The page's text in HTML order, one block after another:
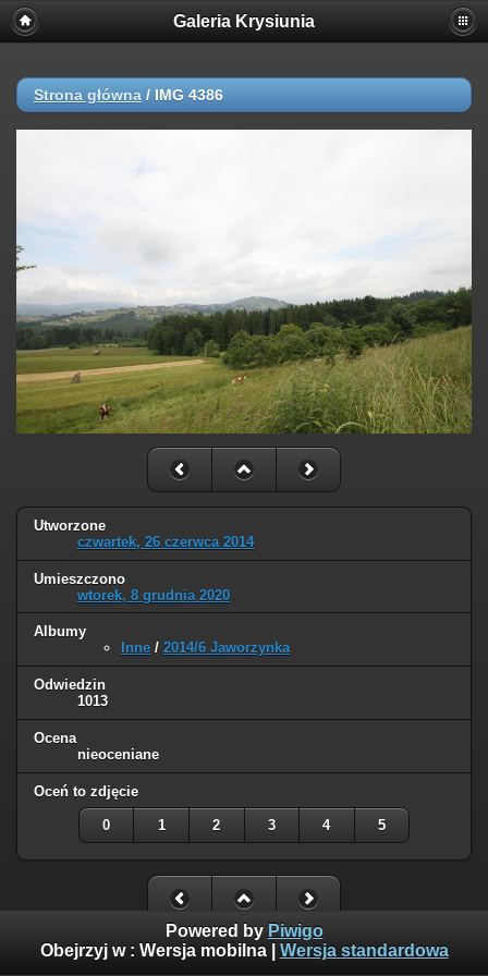
Galeria Krysiunia
Strona główna / IMG 4386
Utworzone
czwartek, 26 czerwca 2014
Umieszczono
wtorek, 8 grudnia 2020
Albumy
Inne / 2014/6 Jaworzynka
Odwiedzin
1013
Ocena
nieoceniane
Oceń to zdjęcie
0 1 2 3 4 5
Powered by Piwigo
Obejrzyj w : Wersja mobilna| Wersja standardowa